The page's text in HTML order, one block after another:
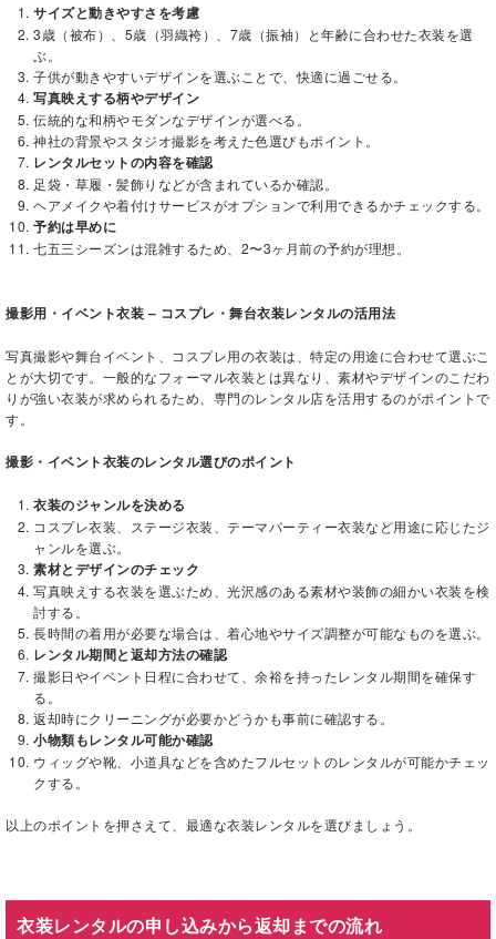
サイズと動きやすさを考慮
3歳（被布）、5歳（羽織袴）、7歳（振袖）と年齢に合わせた衣装を選
ぶ。
子供が動きやすいデザインを選ぶことで、快適に過ごせる。
写真映えする柄やデザイン
伝統的な和柄やモダンなデザインが選べる。
神社の背景やスタジオ撮影を考えた色選びもポイント。
レンタルセットの内容を確認
足袋・草履・髪飾りなどが含まれているか確認。
ヘアメイクや着付けサービスがオプションで利用できるかチェックする。
予約は早めに
七五三シーズンは混雑するため、2〜3ヶ月前の予約が理想。
撮影用・イベント衣装 – コスプレ・舞台衣装レンタルの活用法
写真撮影や舞台イベント、コスプレ用の衣装は、特定の用途に合わせて選ぶこ
とが大切です。一般的なフォーマル衣装とは異なり、素材やデザインのこだわ
りが強い衣装が求められるため、専門のレンタル店を活用するのがポイントで
す。
撮影・イベント衣装のレンタル選びのポイント
衣装のジャンルを決める
コスプレ衣装、ステージ衣装、テーマパーティー衣装など用途に応じたジ
ャンルを選ぶ。
素材とデザインのチェック
写真映えする衣装を選ぶため、光沢感のある素材や装飾の細かい衣装を検
討する。
長時間の着用が必要な場合は、着心地やサイズ調整が可能なものを選ぶ。
レンタル期間と返却方法の確認
撮影日やイベント日程に合わせて、余裕を持ったレンタル期間を確保す
る。
返却時にクリーニングが必要かどうかも事前に確認する。
小物類もレンタル可能か確認
ウィッグや靴、小道具などを含めたフルセットのレンタルが可能かチェッ
クする。
以上のポイントを押さえて、最適な衣装レンタルを選びましょう。
衣装レンタルの申し込みから返却までの流れ